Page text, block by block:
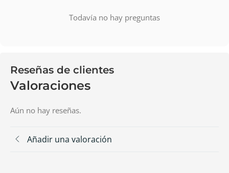
Todavía no hay preguntas
Reseñas de clientes
Valoraciones
Aún no hay reseñas.
Añadir una valoración